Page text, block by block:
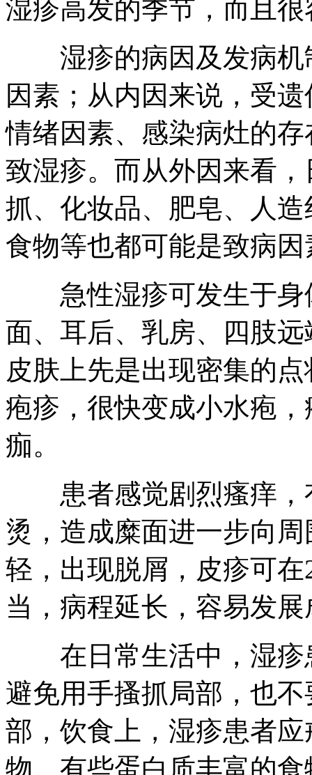
湿疹高发的季节，而且
湿疹的病因及发病机
因素；从内因来说，受
情绪因素、感染病灶的
致湿疹。而从外因来看
抓、化妆品、肥皂、人
食物等也都可能是致病因
急性湿疹可发生于身
面、耳后、乳房、四肢
皮肤上先是出现密集的
疱疹，很快变成小水疱
痂。
患者感觉剧烈瘙痒，
烫，造成糜面进一步向
轻，出现脱屑，皮疹可
当，病程延长，容易发
在日常生活中，湿疹
避免用手搔抓局部，也
部，饮食上，湿疹患者
物。有些蛋白质丰富的